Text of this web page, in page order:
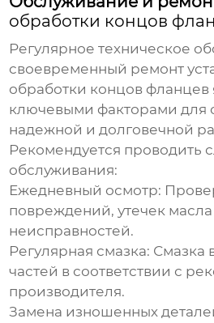
обработки концов
Регулярное техническое
своевременный ремонт
обработки концов фланцев
ключевыми факторами для
надежной и долговечной
Рекомендуется проводить
обслуживания:
Ежедневный осмотр:
повреждений, утечек
неисправностей.
Регулярная смазка:
частей в соответствии с
производителя.
Замена изношенных